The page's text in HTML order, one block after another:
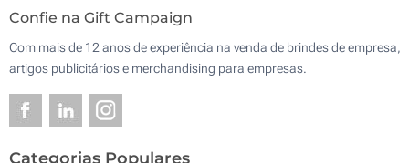
Confie na Gift Campaign
Com mais de 12 anos de experiência na venda de brindes de empresa,
artigos publicitários e merchandising para empresas.
Categorias Populares